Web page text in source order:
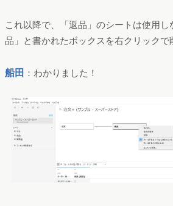
これ以降で、「返品」のシートは使用し
品」と書かれたボックスを右クリックで
船田 ：わかりました！